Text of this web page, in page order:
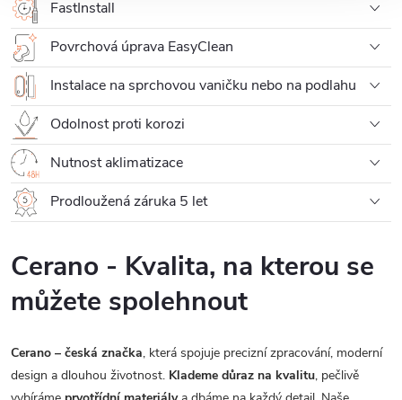
FastInstall
Povrchová úprava EasyClean
Instalace na sprchovou vaničku nebo na podlahu
Odolnost proti korozi
Nutnost aklimatizace
Prodloužená záruka 5 let
Cerano - Kvalita, na kterou se
můžete spolehnout
Cerano – česká značka, která spojuje precizní zpracování, moderní
design a dlouhou životnost. Klademe důraz na kvalitu, pečlivě